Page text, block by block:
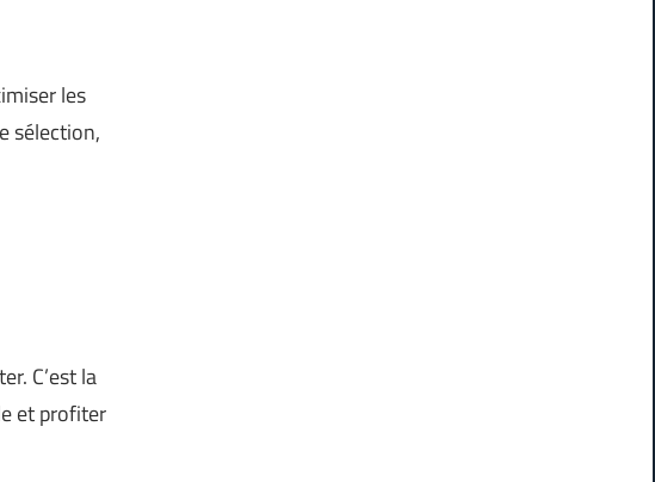
les
sélection,
C’est la
et profiter